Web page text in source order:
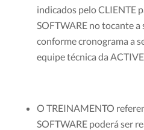
indicados pelo CLIENTE
SOFTWARE no tocante
conforme cronograma a
equipe técnica da
O TREINAMENTO
SOFTWARE poderá ser